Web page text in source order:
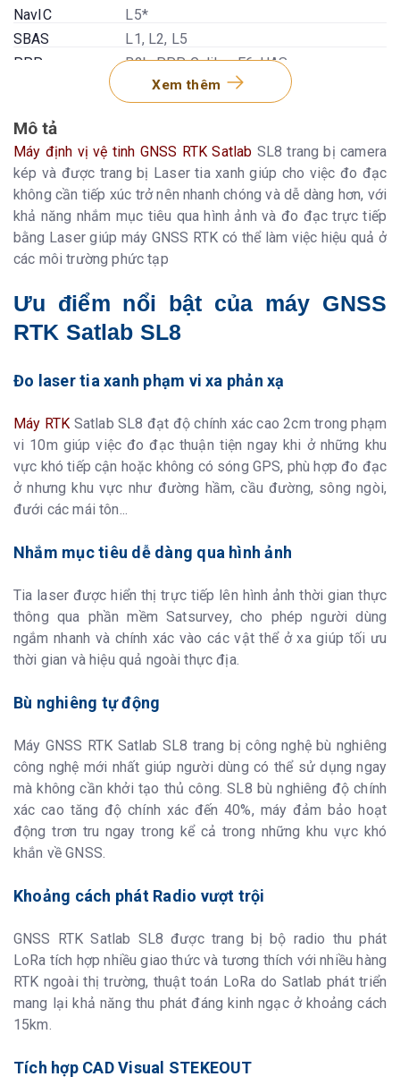
NavIC
L5*
SBAS
L1, L2, L5
PPP
B2b-PPP, Galileo E6-HAS
Độ chính xác đo
RTK
15mm+1ppm RMS
Đo tĩnh chế độ
chính xác
Ngang: 2mm+0.1ppm RMS Dọc:
3mm+0.4ppm RMS
Đo tĩnh nhanh
Ngang: 2.5mm+0.1ppm RMS Dọc:
3.5mm+0.4ppm RMS
Thời gian Fix
Bắt đầu khời động: < 30s Thời gian Fixed
lại: < 5s Thu nhận tín hiệu lại: > 1s
SBAS
Ngang: 0.3m Dọc: 0.6m
L-Band
Atlas H10: 4cm RMS Atlas H30: 15cm
Thông số khác
GSM/GPRS/EDGE/LTE/UMTA/WCDMA
Bluetooth: V2.1+EDR/ V4.1 Dual Mode,
Class2 Wifi: 802.11 b/g/n 01 cổng Type-
C: Sạc và truyển dữ liệu 01 cổng awngten
Radio 01 khe cắm thẻ Nano Sim Web UI:
Tải dữ liệu thô, quản lý chế độ làm việc,
cập nhật phần mềm Dữ liệu đầu ra:
Dữ liệu hiệu chỉnh:
CMR/CRM+/RTCM2/RTCM3/RTCM32
Thông số Radio
trong
Công suất phát: 1W Tần số: 410 - 470
MHz, 902.4 - 928MHz Giao thức: LoRa,
Hi-Target, Trimtalk450S, Trimmark III,
Satel-3AS, Transeot Độ giãn kênh: 12.5
KHz/25 KHz Khoảng cách phát: 3-5km
tùy điều kiện Bộ nhớ trong: 64Gb
điện
gian đo RTK: khoảng 20h Thời gian đo
Tia Laser xanh
Class 3R
Camera trước
Camera dưới
Hỗ trợ đo hình ảnh Hỗ trợ theo dõi AR
Thông số vật lý
Kích thước: 130 x 67mm Trọng lượng:
730g Chống sốc, bụi,nước: IP68 Chống
rung: tuyệt đối Chống ẩm: 100% Đèn báo:
-40°C đến +65°C Nhiệt độ bảo quản:
-45°C đến +80°C
Đặc điểm nổi bật
Bộ nhớ trong lên đến 64GB Trang bị 2
camera AR Đo Laser không cần chạm
Khả năng chống bụi, nước tuyệt vời IP68
Khả năng chóng sốc tuyệt vời ở độ cao
2m Pin dụng lượng lớn cho khả năng làm
việc 20 giờ liên tục
Xem thêm
Mô tả
Máy định vị vệ tinh GNSS RTK Satlab SL8 trang bị camera
kép và được trang bị Laser tia xanh giúp cho việc đo đạc
không cần tiếp xúc trở nên nhanh chóng và dễ dàng hơn, với
khả năng nhắm mục tiêu qua hình ảnh và đo đạc trực tiếp
bằng Laser giúp máy GNSS RTK có thể làm việc hiệu quả ở
các môi trường phức tạp
Ưu điểm nổi bật của máy GNSS
RTK Satlab SL8
Đo laser tia xanh phạm vi xa phản xạ
Máy RTK Satlab SL8 đạt độ chính xác cao 2cm trong phạm
vi 10m giúp việc đo đạc thuận tiện ngay khi ở những khu
vực khó tiếp cận hoặc không có sóng GPS, phù hợp đo đạc
ở nhưng khu vực như đường hầm, cầu đường, sông ngòi,
đưới các mái tôn...
Nhắm mục tiêu dễ dàng qua hình ảnh
Tia laser được hiển thị trực tiếp lên hình ảnh thời gian thực
thông qua phần mềm Satsurvey, cho phép người dùng
ngắm nhanh và chính xác vào các vật thể ở xa giúp tối ưu
thời gian và hiệu quả ngoài thực địa.
Bù nghiêng tự động
Máy GNSS RTK Satlab SL8 trang bị công nghệ bù nghiêng
công nghệ mới nhất giúp người dùng có thể sử dụng ngay
mà không cần khởi tạo thủ công. SL8 bù nghiêng độ chính
xác cao tăng độ chính xác đến 40%, máy đảm bảo hoạt
động trơn tru ngay trong kể cả trong những khu vực khó
khắn về GNSS.
Khoảng cách phát Radio vượt trội
GNSS RTK Satlab SL8 được trang bị bộ radio thu phát
LoRa tích hợp nhiều giao thức và tương thích với nhiều hàng
RTK ngoài thị trường, thuật toán LoRa do Satlab phát triển
mang lại khả năng thu phát đáng kinh ngạc ở khoảng cách
15km.
Tích hợp CAD Visual STEKEOUT